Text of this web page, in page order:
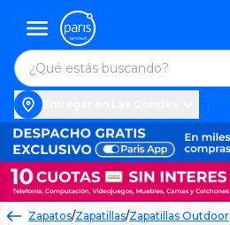
Zapatos/Zapatillas/Zapatillas Outdoor